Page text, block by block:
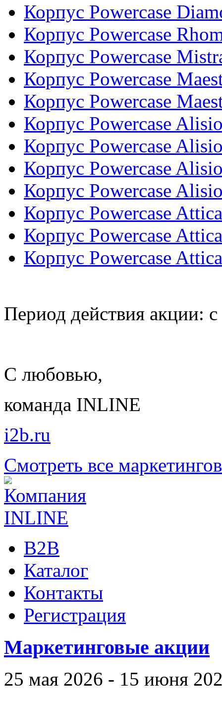
Корпус Powercase
Корпус Powercase
Корпус Powercase
Корпус Powercase
Корпус Powercase
Корпус Powercase
Корпус Powercase
Корпус Powercase
Корпус Powercase
Корпус Powercase
Корпус Powercase
Корпус Powercase
Период действия акции:
С любовью,
команда INLINE
i2b.ru
Смотреть все
B2B
Каталог
Контакты
Регистрация
Маркетинговые акции
25 мая 2026 - 15 июня